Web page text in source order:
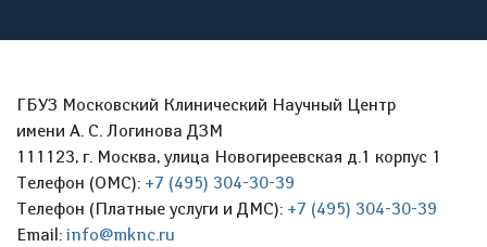
ГБУЗ Московский Клинический Научный Центр
имени А. С. Логинова ДЗМ
111123, г. Москва, улица Новогиреевская д.1 корпус 1
Телефон (ОМС): +7 (495) 304-30-39
Телефон (Платные услуги и ДМС): +7 (495) 304-30-39
Email: info@mknc.ru